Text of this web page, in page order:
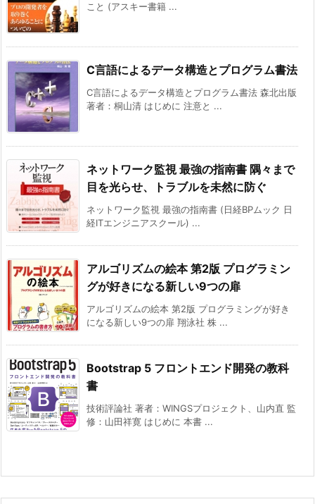
こと (アスキー書籍 ...
C言語によるデータ構造とプログラム書法
C言語によるデータ構造とプログラム書法 森北出版
著者：桐山清 はじめに 注意と ...
ネットワーク監視 最強の指南書 隅々まで
目を光らせ、トラブルを未然に防ぐ
ネットワーク監視 最強の指南書 (日経BPムック 日
経ITエンジニアスクール) ...
アルゴリズムの絵本 第2版 プログラミン
グが好きになる新しい9つの扉
アルゴリズムの絵本 第2版 プログラミングが好き
になる新しい9つの扉 翔泳社 株 ...
Bootstrap 5 フロントエンド開発の教科
書
技術評論社 著者：WINGSプロジェクト、山内直 監
修：山田祥寛 はじめに 本書 ...